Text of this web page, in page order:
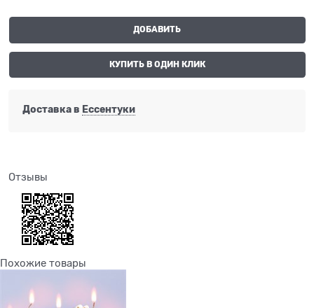
ДОБАВИТЬ
КУПИТЬ В ОДИН КЛИК
Доставка в Ессентуки
Отзывы
Похожие товары